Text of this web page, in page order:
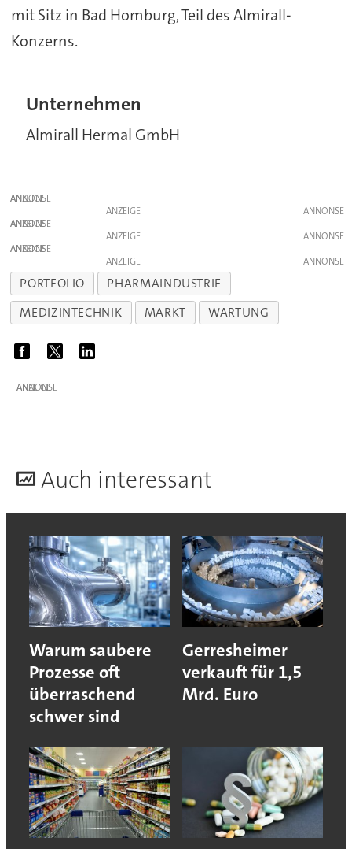
mit Sitz in Bad Homburg, Teil des Almirall-
Konzerns.
Unternehmen
Almirall Hermal GmbH
ANZEIGE
ANZEIGE
ANZEIGE
ANZEIGE
ANZEIGE
ANZEIGE
PORTFOLIO
PHARMAINDUSTRIE
MEDIZINTECHNIK
MARKT WARTUNG
ANZEIGE
Auch interessant
Warum saubere
Prozesse oft
überraschend
schwer sind
Gerresheimer
verkauft für 1,5
Mrd. Euro